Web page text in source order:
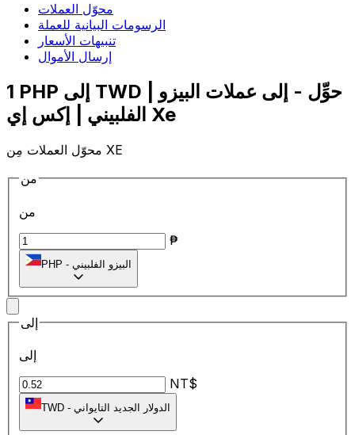
محوّل العملات
الرسومات البيانية للعملة
تنبيهات الأسعار
إرسال الأموال
1 PHP إلى TWD | حوِّل - إلى عملات البيزو
الفلبيني | إكس إي Xe
محوّل العملات مِن XE
من
من
₱
PHP - البيزو الفلبيني
إلى
إلى
NT$
TWD - الدولار الجديد التايواني